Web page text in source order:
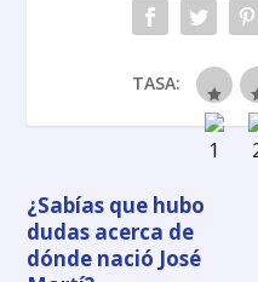
TASA:
¿Sabías que hubo
dudas acerca de
dónde nació José